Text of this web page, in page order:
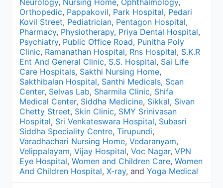
Neurology, Nursing Home, Ophthalmology,
Orthopedic, Pappakovil, Park Hospital, Pedari
Kovil Street, Pediatrician, Pentagon Hospital,
Pharmacy, Physiotherapy, Priya Dental Hospital,
Psychiatry, Public Office Road, Punitha Poly
Clinic, Ramanathan Hospital, Rns Hospital, S.K.R
Ent And General Clinic, S.S. Hospital, Sai Life
Care Hospitals, Sakthi Nursing Home,
Sakthibalan Hospital, Santhi Medicals, Scan
Center, Selvas Lab, Sharmila Clinic, Shifa
Medical Center, Siddha Medicine, Sikkal, Sivan
Chetty Street, Skin Clinic, SMY Srinivasan
Hospital, Sri Venkateswara Hospital, Subasri
Siddha Speciality Centre,Tirupundi,
Varadhachari Nursing Home,Vedaranyam,
Velippalayam,Vijay Hospital,Voc Nagar,VPN
Eye Hospital,Women and Children Care,Women
And Children Hospital,X-ray, andYoga Medical